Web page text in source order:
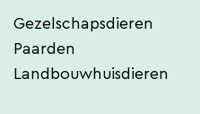
Gezelschapsdieren
Paarden
Landbouwhuisdieren